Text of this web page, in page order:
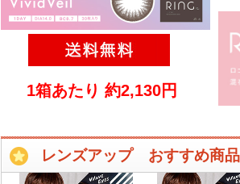
1箱あたり 約2,130円
レンズアップ おすすめ商品